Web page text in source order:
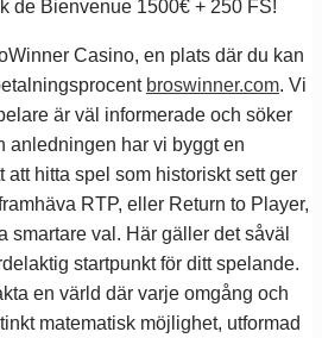
Casino, en plats där du kan
broswinner.com. Vi
är väl informerade och söker
anledningen har vi byggt en
att hitta spel som historiskt sett ger
RTP, eller Return to Player,
smartare val. Här gäller det såväl
startpunkt för ditt spelande.
en värld där varje omgång och
matematisk möjlighet, utformad